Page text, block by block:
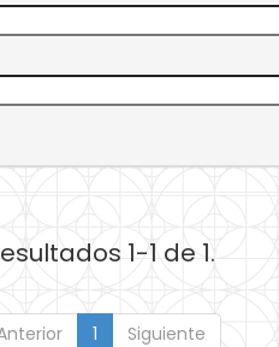
1-1 de 1.
1 Siguiente